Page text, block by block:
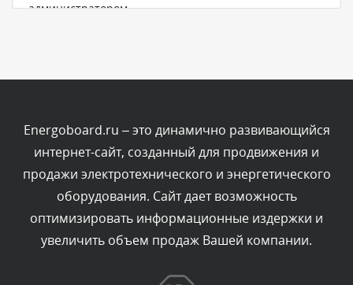
администратором.
Комментарий проверяется
Текст комментария будет виден после проверки
администратором.
Вчера, в 21:57
Комментарий проверяется
Текст комментария будет виден после проверки
Energoboard.ru – это динамично развивающийся
интернет-сайт, созданный для продвижения и
продажи электротехнического и энергетического
оборудования. Сайт дает возможность
оптимизировать информационные издержки и
увеличить объем продаж Вашей компании.